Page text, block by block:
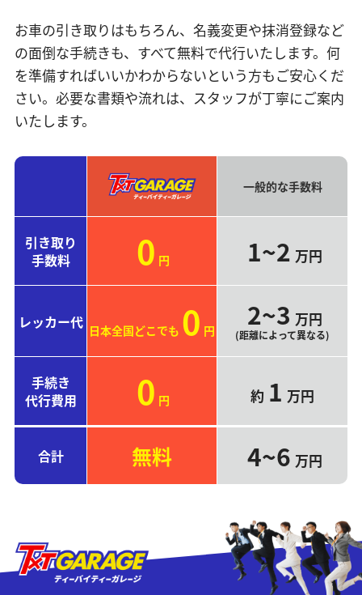
お車の引き取りはもちろん、名義変更や抹消登録など
の面倒な手続きも、すべて無料で代行いたします。何
を準備すればいいかわからないという方もご安心くだ
さい。必要な書類や流れは、スタッフが丁寧にご案内
いたします。
一般的な手数料
引き取り
手数料
0 円 1~2 万円
レッカー代 日本全国どこでも 0 円 2~3 万円
(距離によって異なる)
手続き
代行費用
0 円 約 1 万円
合計 無料 4~6 万円